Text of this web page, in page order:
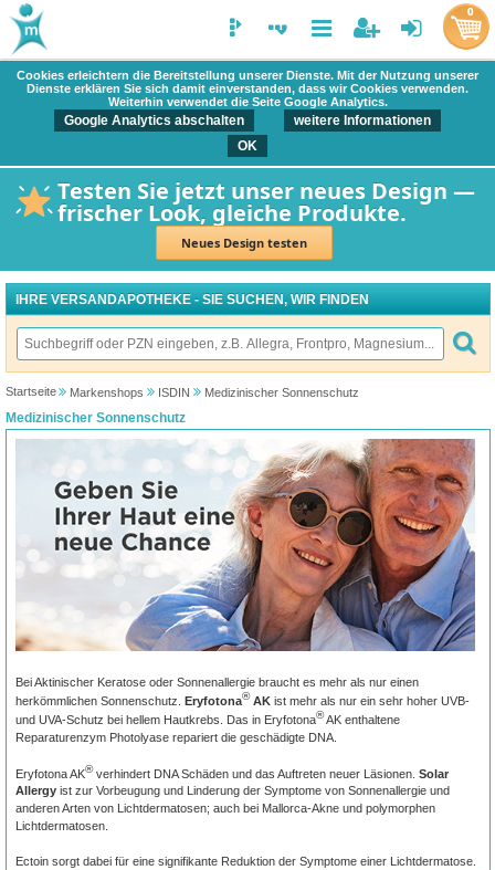
Cookies erleichtern die Bereitstellung unserer Dienste. Mit der Nutzung unserer
Dienste erklären Sie sich damit einverstanden, dass wir Cookies verwenden.
Weiterhin verwendet die Seite Google Analytics.
Google Analytics abschalten
weitere Informationen
OK
Testen Sie jetzt unser neues Design —
frischer Look, gleiche Produkte.
Neues Design testen
0
IHRE VERSANDAPOTHEKE - SIE SUCHEN, WIR FINDEN
Startseite Markenshops ISDIN Medizinischer Sonnenschutz
Medizinischer Sonnenschutz
Bei Aktinischer Keratose oder Sonnenallergie braucht es mehr als nur einen
herkömmlichen Sonnenschutz. Eryfotona®AK ist mehr als nur ein sehr hoher UVB-
und UVA-Schutz bei hellem Hautkrebs. Das in Eryfotona®AK enthaltene
Reparaturenzym Photolyase repariert die geschädigte DNA.
Eryfotona AK®verhindert DNA Schäden und das Auftreten neuer Läsionen.Solar
Allergy ist zur Vorbeugung und Linderung der Symptome von Sonnenallergie und
anderen Arten von Lichtdermatosen; auch bei Mallorca-Akne und polymorphen
Lichtdermatosen.
Ectoin sorgt dabei für eine signifikante Reduktion der Symptome einer Lichtdermatose.